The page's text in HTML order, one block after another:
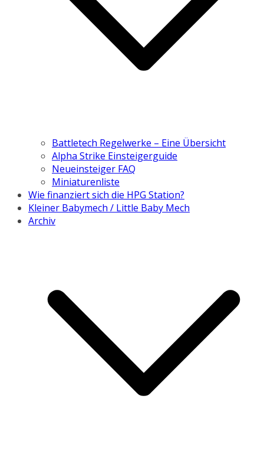
Battletech Regelwerke – Eine Übersicht
Alpha Strike Einsteigerguide
Neueinsteiger FAQ
Miniaturenliste
Wie finanziert sich die HPG Station?
Kleiner Babymech / Little Baby Mech
Archiv